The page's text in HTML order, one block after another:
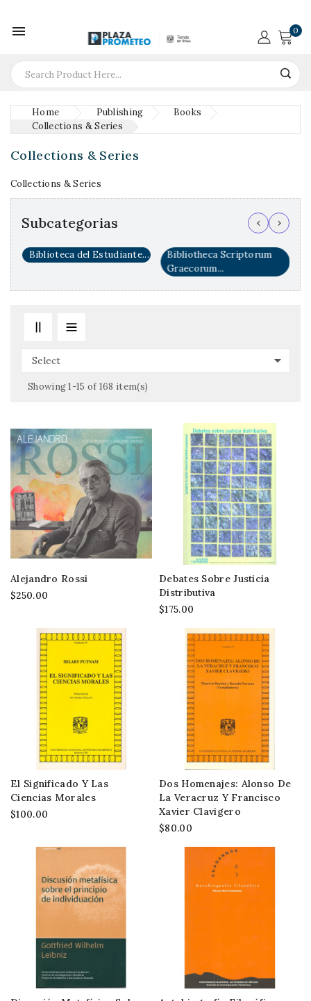
 0
Home Publishing
Books
Collections & Series
Collections & Series
Collections & Series
Subcategorias ‹ ›
Bibliotheca Scriptorum
Casa de Lectura Helena
Select 
Showing 1-15 of 168 item(s)
Alejandro Rossi
$250.00
Debates Sobre Justicia
Distributiva
$175.00
El Significado Y Las
Ciencias Morales
$100.00
Dos Homenajes: Alonso De
La Veracruz Y Francisco
Xavier Clavigero
$80.00